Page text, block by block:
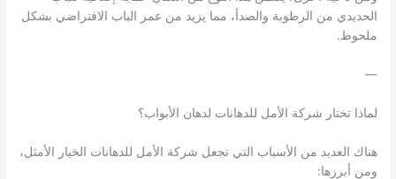
الحديدي من الرطوبة والصدأ، مما يزيد من عمر الباب الافتراضي بشكل
ملحوظ.
—
لماذا تختار شركة الأمل للدهانات لدهان الأبواب؟
هناك العديد من الأسباب التي تجعل شركة الأمل للدهانات الخيار الأمثل،
ومن أبرزها: